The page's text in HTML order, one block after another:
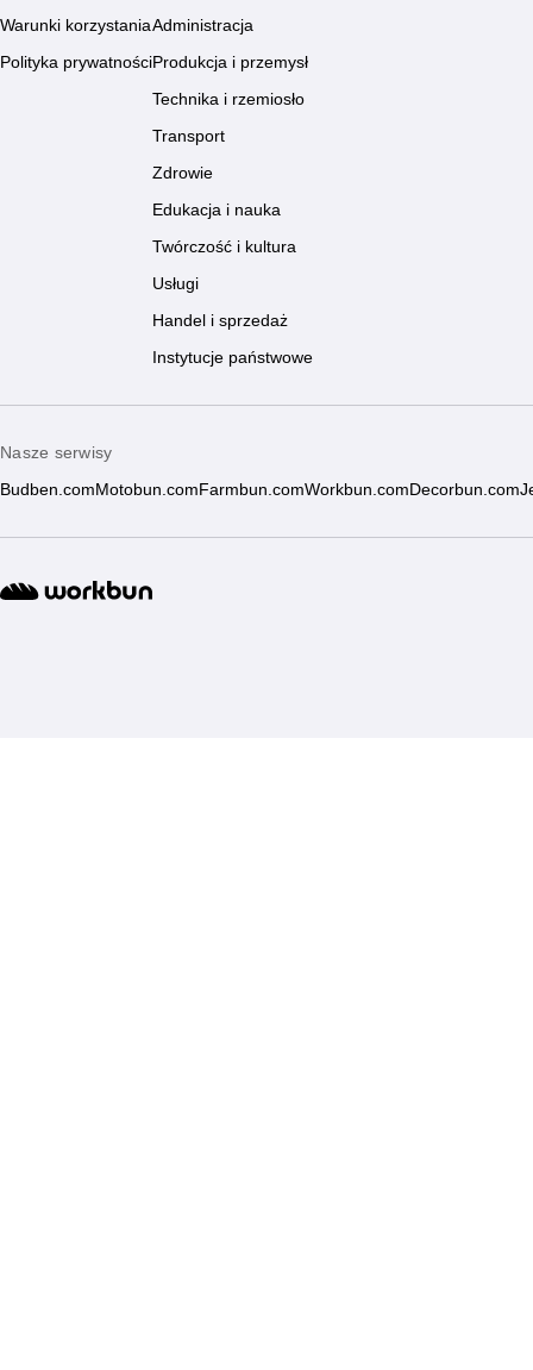
Warunki korzystania
Polityka prywatności
Administracja
Produkcja i przemysł
Technika i rzemiosło
Transport
Zdrowie
Edukacja i nauka
Twórczość i kultura
Usługi
Handel i sprzedaż
Instytucje państwowe
Nasze serwisy
Budben.com Motobun.com Farmbun.comWorkbun.com Decorbun.com